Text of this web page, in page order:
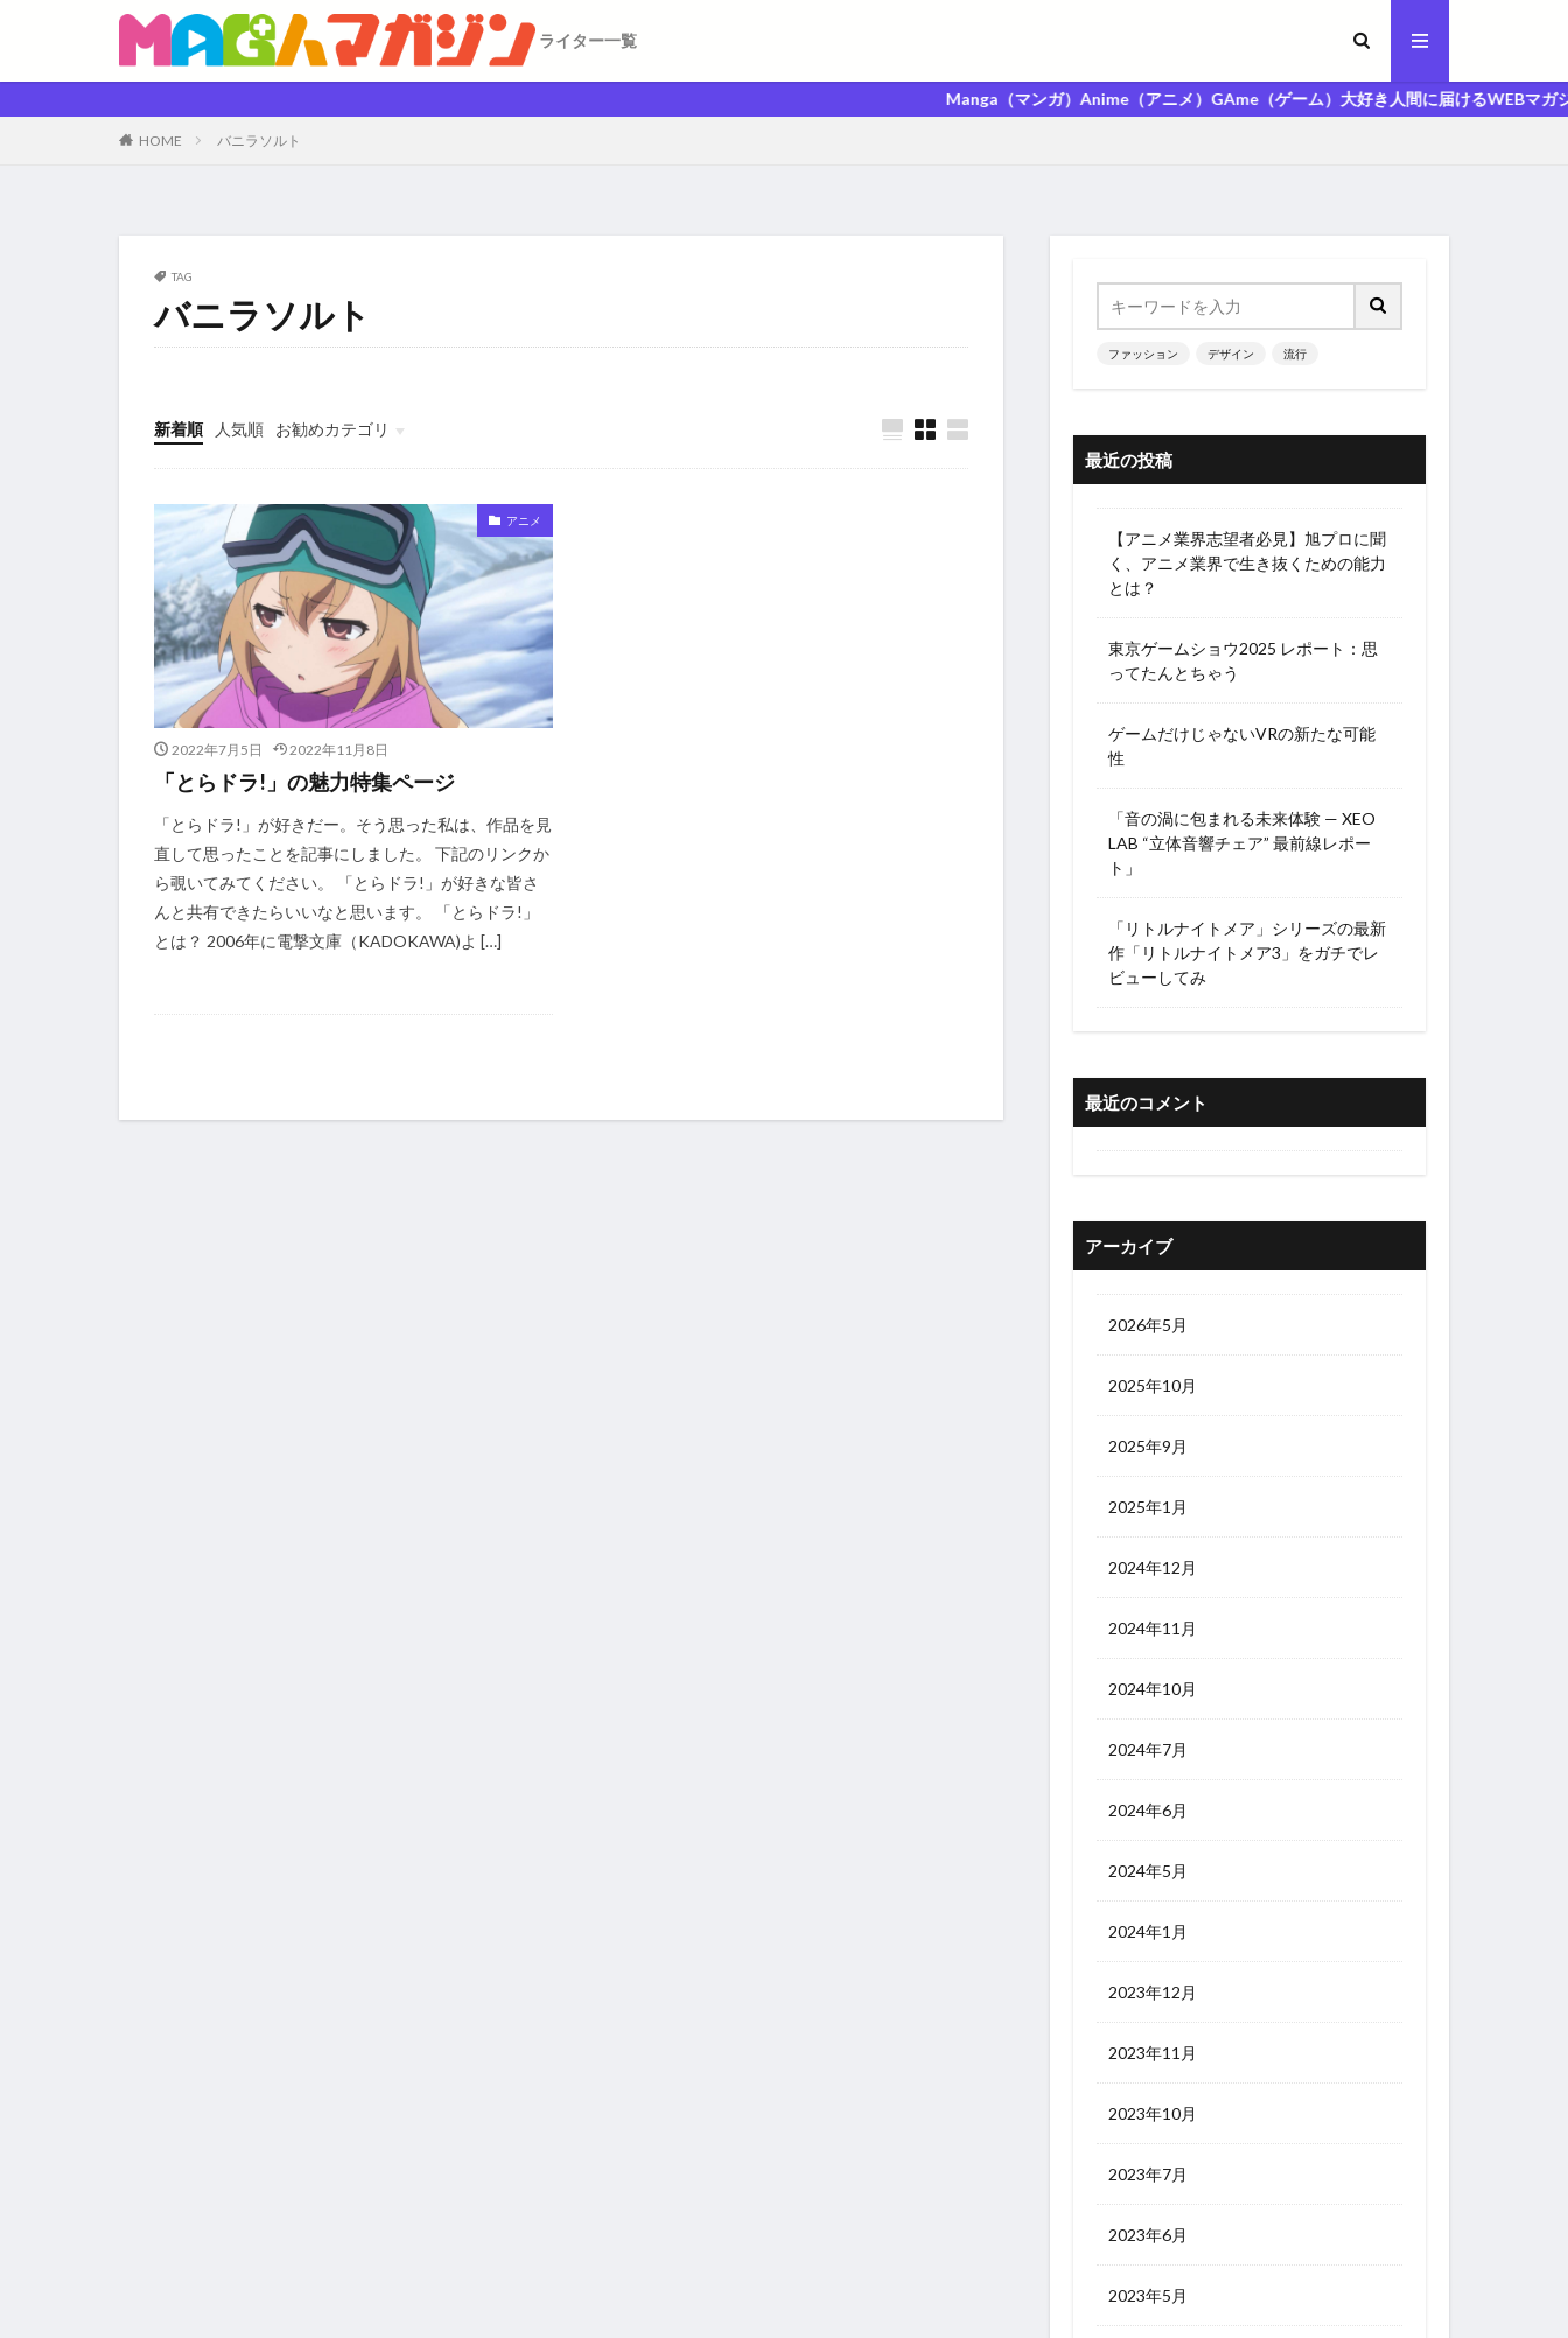
ライター一覧
Manga（マンガ）Anime（アニメ）GAme（ゲーム）大好き人間に届けるWEBマガジン「MAGA
HOME バニラソルト
TAG
バニラソルト
新着順 人気順
お勧めカテゴリ
未分類
アニメ
2022年7月5日 2022年11月8日
「とらドラ!」の魅力特集ページ
「とらドラ!」が好きだー。そう思った私は、作品を見
直して思ったことを記事にしました。 下記のリンクか
ら覗いてみてください。 「とらドラ!」が好きな皆さ
んと共有できたらいいなと思います。 「とらドラ!」
とは？ 2006年に電撃文庫（KADOKAWA)よ […]
ファッション デザイン 流行
最近の投稿
【アニメ業界志望者必見】旭プロに聞
く、アニメ業界で生き抜くための能力
とは？
東京ゲームショウ2025 レポート：思
ってたんとちゃう
ゲームだけじゃないVRの新たな可能
性
「音の渦に包まれる未来体験 — XEO
LAB “立体音響チェア” 最前線レポー
ト」
「リトルナイトメア」シリーズの最新
作「リトルナイトメア3」をガチでレ
ビューしてみ
最近のコメント
アーカイブ
2026年5月
2025年10月
2025年9月
2025年1月
2024年12月
2024年11月
2024年10月
2024年7月
2024年6月
2024年5月
2024年1月
2023年12月
2023年11月
2023年10月
2023年7月
2023年6月
2023年5月